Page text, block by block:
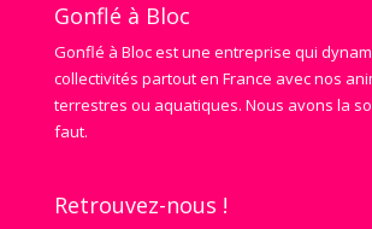
Gonflé à Bloc
Gonflé à Bloc est une entreprise qui
collectivités partout en France avec nos
terrestres ou aquatiques. Nous avons la
faut.
Retrouvez-nous !